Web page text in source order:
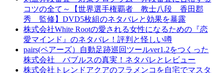
コツの全て～【世界選手権覇者 教士八段 香田郡
秀 監修】DVD5枚組のネタバレと効果を暴露
株式会社White Rootの愛される女性になるための『恋
愛マインド』のネタバレ！評判と怪しい噂
pairs(ペアーズ）自動足跡巡回ツールver1.2をつくった
株式会社 バブルスの真実！ネタバレとレビュー
株式会社トレンドアクアのフラメンコを自宅でマスタ